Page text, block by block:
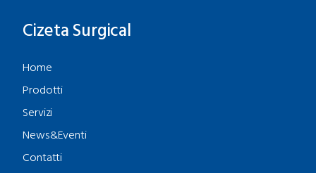
Cizeta Surgical
Home
Prodotti
Servizi
News&Eventi
Contatti